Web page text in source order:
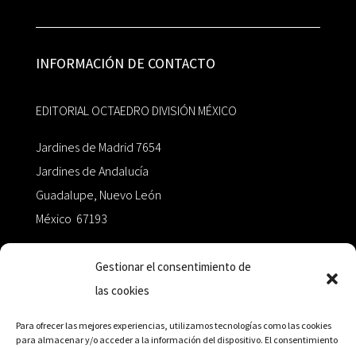
Gestionar el consentimiento de
las cookies
Para ofrecer las mejores experiencias, utilizamos tecnologías como las cookies
para almacenar y/o acceder a la información del dispositivo. El consentimiento
INFORMACIÓN DE CONTACTO
EDITORIAL OCTAEDRO DIVISIÓN MÉXICO
Jardines de Madrid 7654
Jardines de Andalucía
Guadalupe, Nuevo León
México 67193
+52 811.499.5638